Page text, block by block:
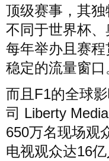
顶级赛事，其
不同于世界杯
每年举办且赛
稳定的流量窗口
而且F1的全球
司 Liberty
650万名现场观
电视观众达16